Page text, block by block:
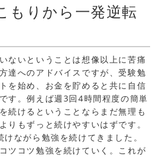
もりから一発逆転
ないということは想像以上に苦痛
達へのアドバイスですが、受験勉
を始め、お金を貯めると共に自信
す。例えば週3回4時間程度の簡単
続けるということならまだ無理も
りもずっと続けやすいはずです。
ながら勉強を続けてきました。
ツコツ勉強を続けていく。これが